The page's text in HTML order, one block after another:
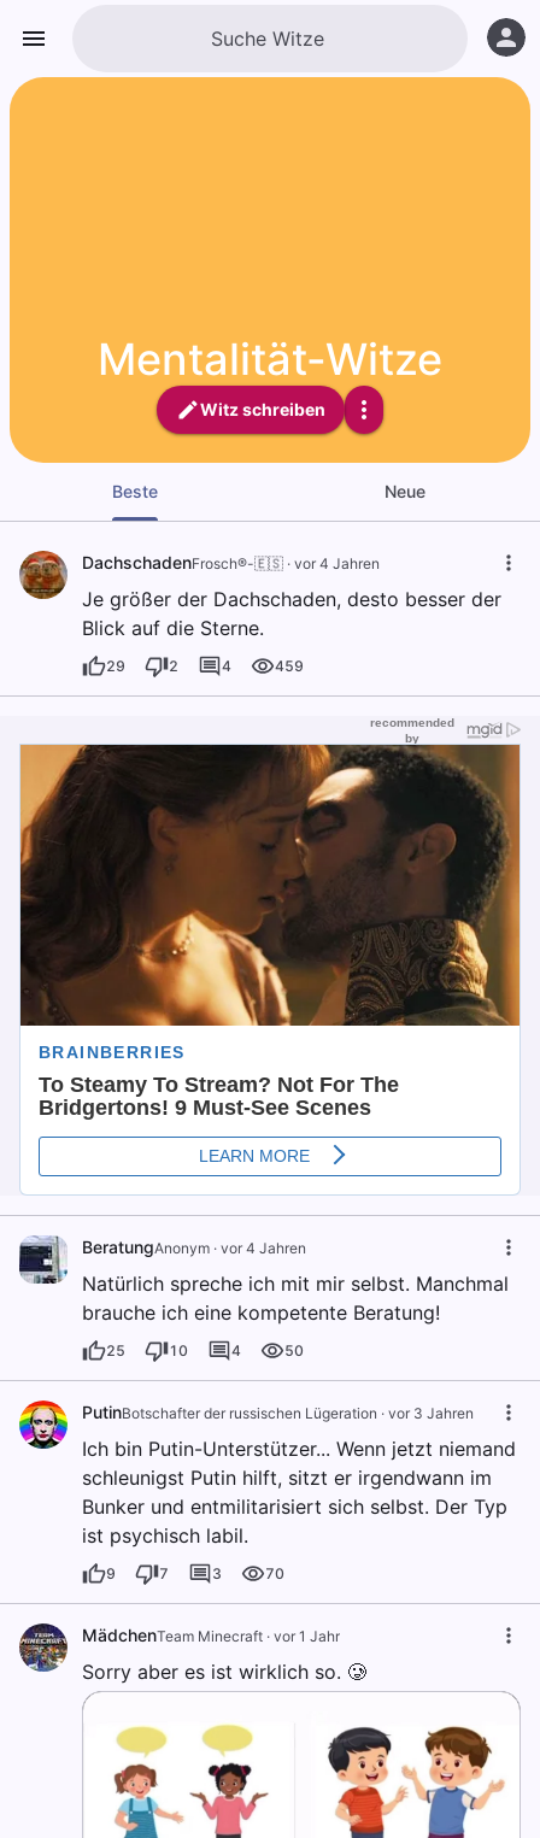
Mentalität-Witze
Witz schreiben
Beste Neue
DachschadenFrosch®-🇪🇸 · vor 4 Jahren
Je größer der Dachschaden, desto besser der
Blick auf die Sterne.
29 2 4 459
BeratungAnonym · vor 4 Jahren
Natürlich spreche ich mit mir selbst. Manchmal
brauche ich eine kompetente Beratung!
25 10 4 50
PutinBotschafter der russischen Lügeration · vor 3 Jahren
Ich bin Putin-Unterstützer... Wenn jetzt niemand
schleunigst Putin hilft, sitzt er irgendwann im
Bunker und entmilitarisiert sich selbst. Der Typ
ist psychisch labil.
9 7 3 70
MädchenTeam Minecraft · vor 1 Jahr
Sorry aber es ist wirklich so. 🥲